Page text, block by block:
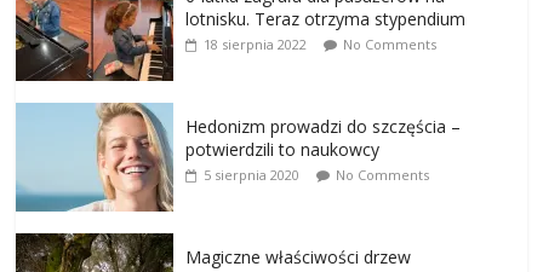
lotnisku. Teraz otrzyma stypendium
18 sierpnia 2022 No Comments
Hedonizm prowadzi do szczęścia –
potwierdzili to naukowcy
5 sierpnia 2020 No Comments
Magiczne właściwości drzew